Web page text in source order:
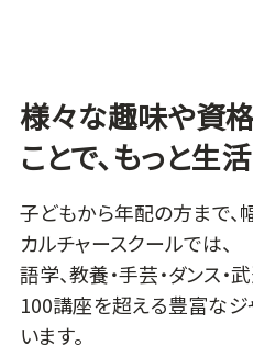
様々な趣味や資
ことで、もっと生
子どもから年配の方まで
カルチャースクールでは、
語学、教養・手芸・ダンス・
100講座を超える豊富な
います。